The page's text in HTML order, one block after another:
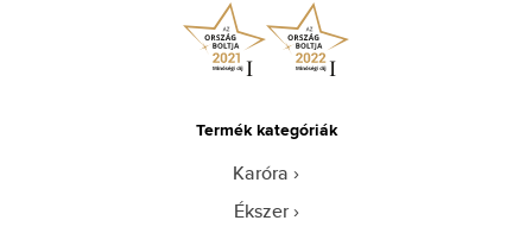
Termék kategóriák
Karóra
Ékszer